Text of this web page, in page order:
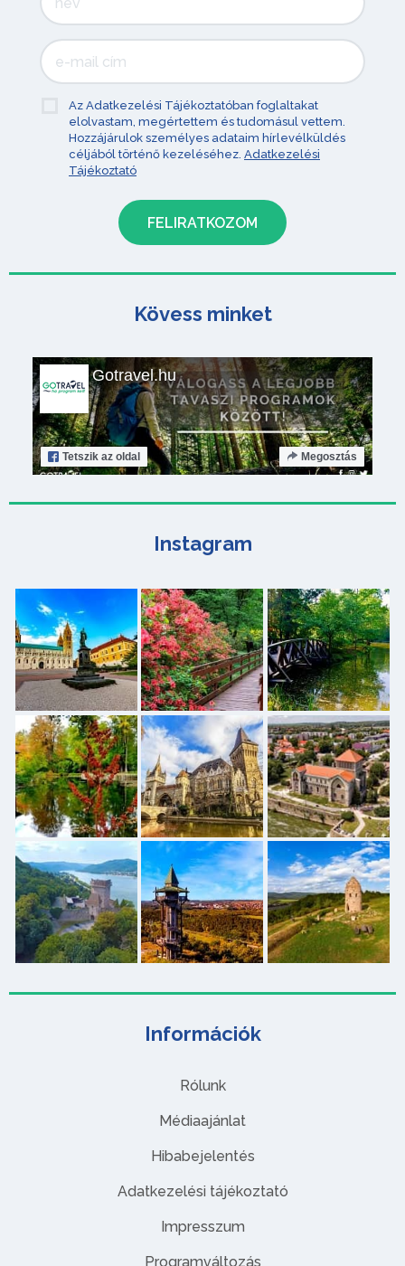
Információk
Rólunk
Médiaajánlat
Hibabejelentés
Adatkezelési tájékoztató
Impresszum
Programváltozás
Az Adatkezelési Tájékoztatóban foglaltakat
elolvastam, megértettem és tudomásul vettem.
Hozzájárulok személyes adataim hírlevélküldés
céljából történő kezeléséhez. Adatkezelési
Tájékoztató
Kövess minket
Gotravel.hu
Tetszik az oldal Megosztás
Instagram